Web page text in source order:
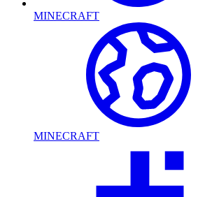
MINECRAFT
MINECRAFT